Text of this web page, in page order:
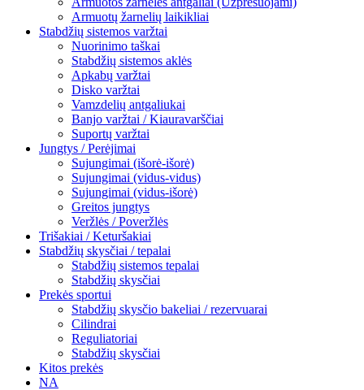
Armuotų žarnelių laikikliai
Stabdžių sistemos varžtai
Nuorinimo taškai
Stabdžių sistemos aklės
Apkabų varžtai
Disko varžtai
Vamzdelių antgaliukai
Banjo varžtai / Kiauravarščiai
Suportų varžtai
Jungtys / Perėjimai
Sujungimai (išorė-išorė)
Sujungimai (vidus-vidus)
Sujungimai (vidus-išorė)
Greitos jungtys
Veržlės / Poveržlės
Trišakiai / Keturšakiai
Stabdžių skysčiai / tepalai
Stabdžių sistemos tepalai
Stabdžių skysčiai
Prekės sportui
Stabdžių skysčio bakeliai / rezervuarai
Cilindrai
Reguliatoriai
Stabdžių skysčiai
Kitos prekės
NA